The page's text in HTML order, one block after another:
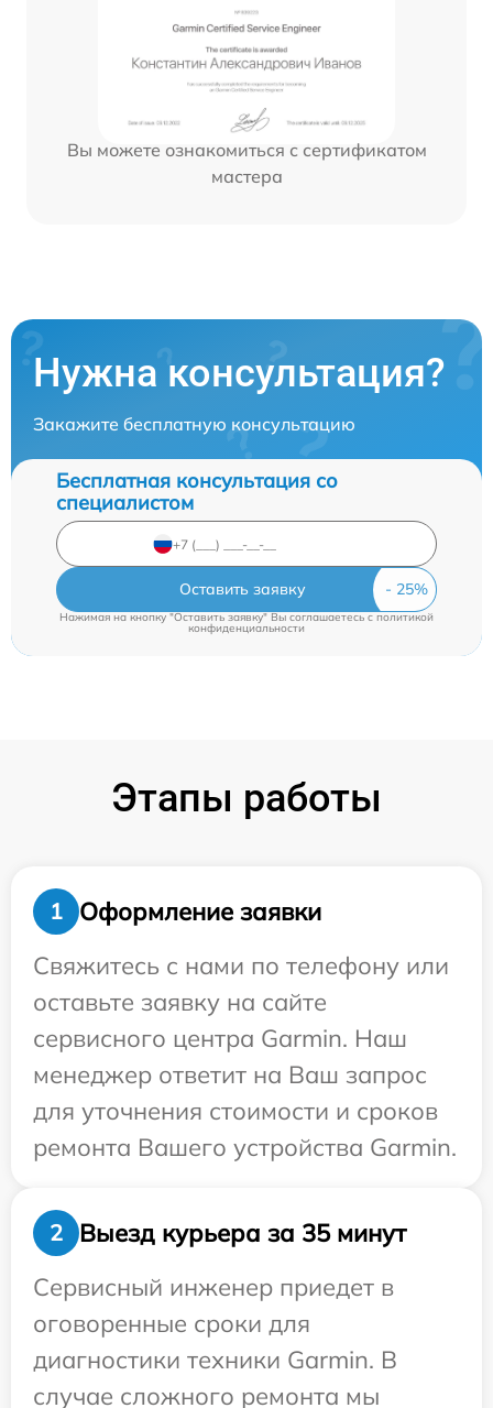
Вы можете ознакомиться с сертификатом
мастера
Нужна консультация?
Закажите бесплатную консультацию
Бесплатная консультация со
специалистом
Оставить заявку
Нажимая на кнопку "Оставить заявку" Вы соглашаетесь cполитикой
конфиденциальности
Этапы работы
1
Оформление заявки
Свяжитесь с нами по телефону или
оставьте заявку на сайте
сервисного центра Garmin. Наш
менеджер ответит на Ваш запрос
для уточнения стоимости и сроков
ремонта Вашего устройства Garmin.
2
Выезд курьера за 35 минут
Сервисный инженер приедет в
оговоренные сроки для
диагностики техники Garmin. В
случае сложного ремонта мы